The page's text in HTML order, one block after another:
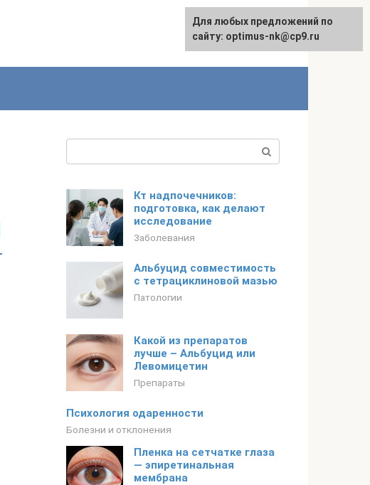
English
Кт надпочечников:
подготовка, как делают
исследование
Заболевания
Альбуцид совместимость
с тетрациклиновой мазью
Патологии
Какой из препаратов
лучше – Альбуцид или
Левомицетин
Препараты
Психология одаренности
Болезни и отклонения
Пленка на сетчатке глаза
— эпиретинальная
мембрана
Для любых предложений по
сайту: optimus-nk@cp9.ru